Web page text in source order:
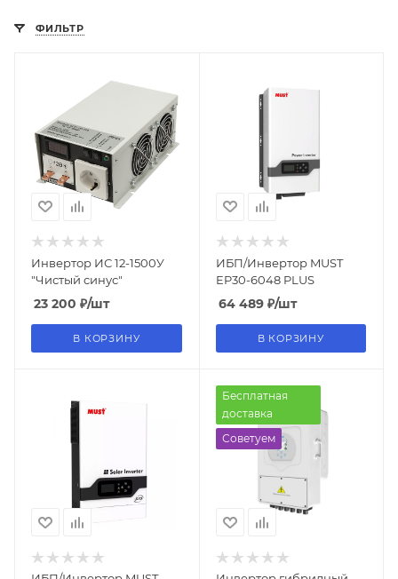
ФИЛЬТР
Инвертор ИС 12-1500У
"Чистый синус"
23 200 ₽/шт
В КОРЗИНУ
ИБП/Инвертор MUST
EP30-6048 PLUS
64 489₽/шт
В КОРЗИНУ
Бесплатная
доставка
Советуем